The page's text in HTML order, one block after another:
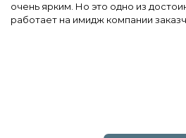
очень ярким. Но это одно из
работает на имидж компании